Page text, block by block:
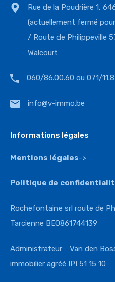
Rue de la Poudrière 1,
(actuellement fermé
/ Route de Philippeville
Walcourt
060/86.00.60 ou 071/
info@v-immo.be
Informations légales
Mentions légales->
Politique de
Rochefontaine srl route de
Tarcienne BE0861744139
Administrateur : Van den
immobilier agréé IPI 51 15 10